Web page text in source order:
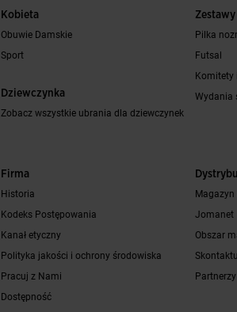
Kobieta
Obuwie Damskie
Sport
Dziewczynka
Zobacz wszystkie ubrania dla dziewczynek
Pilka
Futsal
Komitety
Wydania
Firma
Historia
Kodeks Postępowania
Kanał etyczny
Polityka jakości i ochrony środowiska
Pracuj z Nami
Dostępność
Jomanet
Obszar
Partnerzy